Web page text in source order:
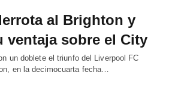
al Brighton y
ventaja sobre el City
un doblete el triunfo del Liverpool FC
en la decimocuarta fecha…